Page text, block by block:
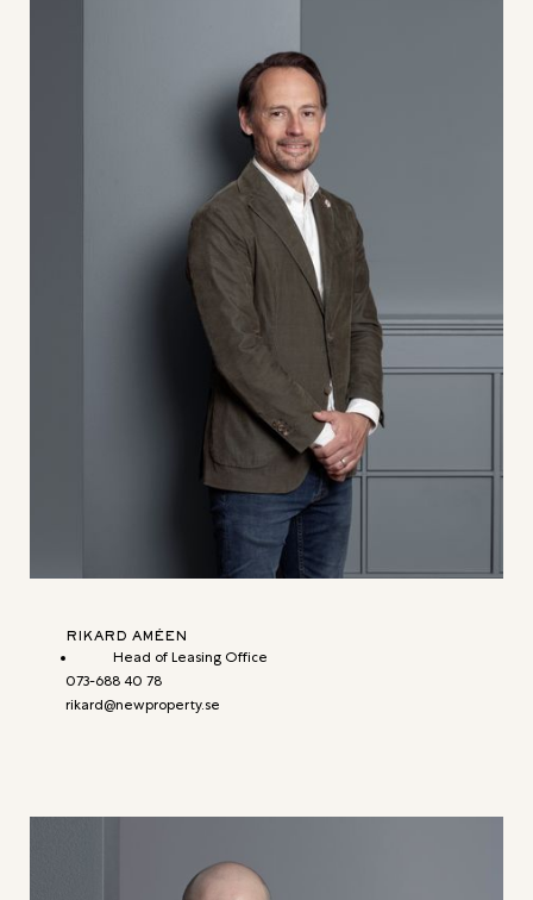
RIKARD AMÉEN
Head of Leasing Office
073-688 40 78
rikard@newproperty.se